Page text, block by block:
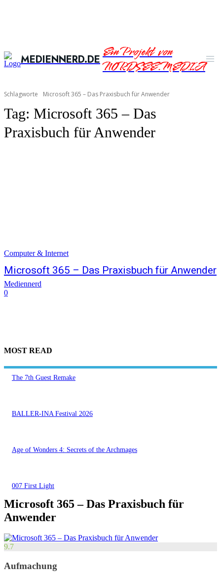
MEDIENNERD.DEEin Projekt von
NORDSEE.MEDIA
Schlagworte Microsoft 365 – Das Praxisbuch für Anwender
Tag: Microsoft 365 – Das
Praxisbuch für Anwender
Computer & Internet
Microsoft 365 – Das Praxisbuch für Anwender
Mediennerd
0
MOST READ
The 7th Guest Remake
BALLER-INA Festival 2026
Age of Wonders 4: Secrets of the Archmages
007 First Light
Microsoft 365 – Das Praxisbuch für
Anwender
9.7
Aufmachung